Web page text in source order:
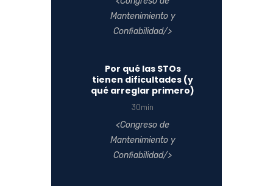
Mantenimiento y
Confiabilidad
Por qué las STOs
tienen dificultades (y
qué arreglar primero)
30min
Congreso de
Mantenimiento y
Confiabilidad